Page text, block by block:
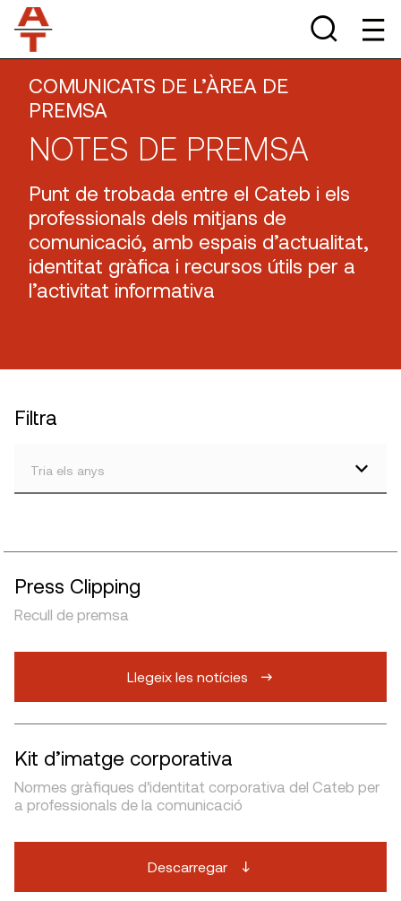
COMUNICATS DE L’ÀREA DE
PREMSA
NOTES DE PREMSA
Punt de trobada entre el Cateb i els
professionals dels mitjans de
comunicació, amb espais d’actualitat,
identitat gràfica i recursos útils per a
l’activitat informativa
Filtra
Tria els anys
Press Clipping
Recull de premsa
Llegeix les notícies
Kit d’imatge corporativa
Normes gràfiques d’identitat corporativa del Cateb per
a professionals de la comunicació
Descarregar